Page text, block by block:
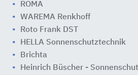
ROMA
WAREMA Renkhoff
Roto Frank DST
HELLA Sonnenschutztechnik
Brichta
Heinrich Büscher -